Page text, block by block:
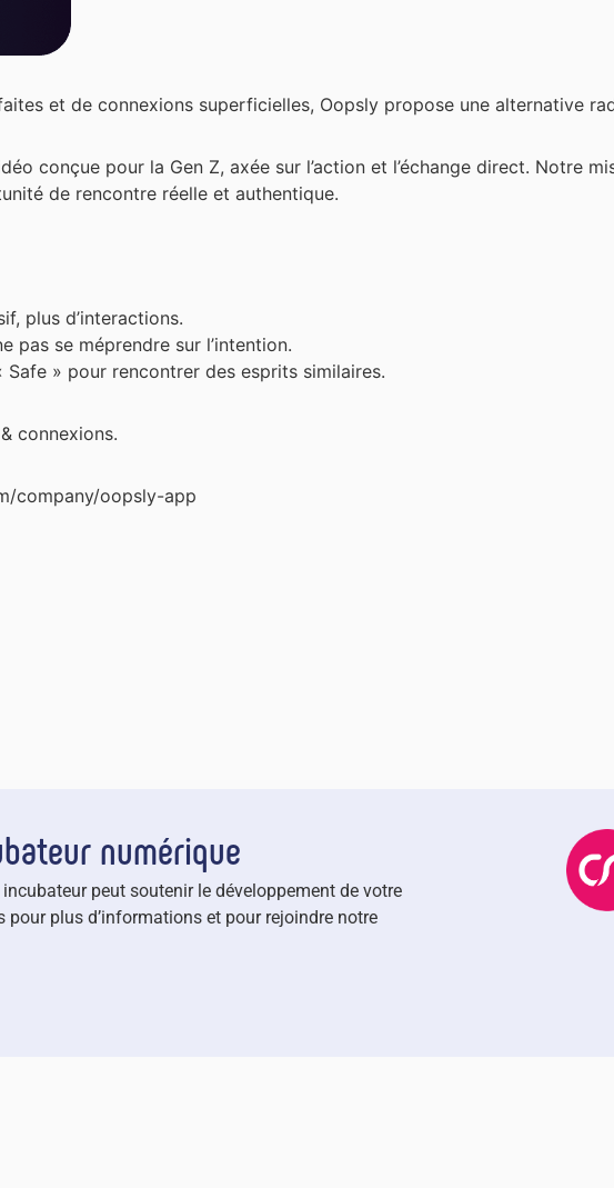
et de connexions superficielles, Oopsly propose une alternative
conçue pour la Gen Z, axée sur l’action et l’échange direct. Notre
de rencontre réelle et authentique.
plus d’interactions.
pas se méprendre sur l’intention.
Safe » pour rencontrer des esprits similaires.
connexions.
company/oopsly-app
numérique
peut soutenir le développement de votre
pour plus d’informations et pour rejoindre notre